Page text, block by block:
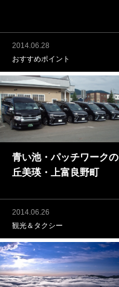
2014.06.28
おすすめポイント
青い池・パッチワークの
丘美瑛・上富良野町
2014.06.26
観光＆タクシー